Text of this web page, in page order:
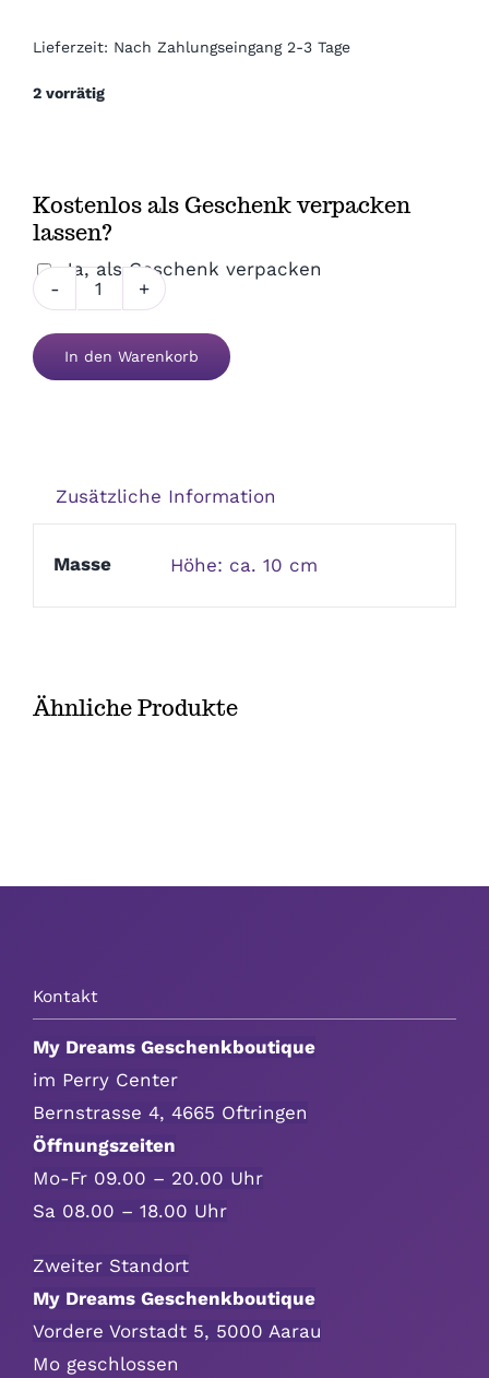
Zum Abschied
Danke & Mitbringsel
Einzug
1. August
Silvester/Neujahr
Aktionen
Über uns
Lieferzeit: Nach Zahlungseingang 2-3 Tage
2 vorrätig
Kostenlos als Geschenk verpacken
lassen?
Ja, als Geschenk verpacken
80.
Geburtstag
In den Warenkorb
Zusätzliche Information
Masse Höhe: ca. 10 cm
Ähnliche Produkte
Kontakt
My Dreams Geschenkboutique
im Perry Center
Bernstrasse 4, 4665 Oftringen
Öffnungszeiten
Mo-Fr 09.00 – 20.00 Uhr
Sa 08.00 – 18.00 Uhr
Zweiter Standort
My Dreams Geschenkboutique
Vordere Vorstadt 5, 5000 Aarau
Mo geschlossen